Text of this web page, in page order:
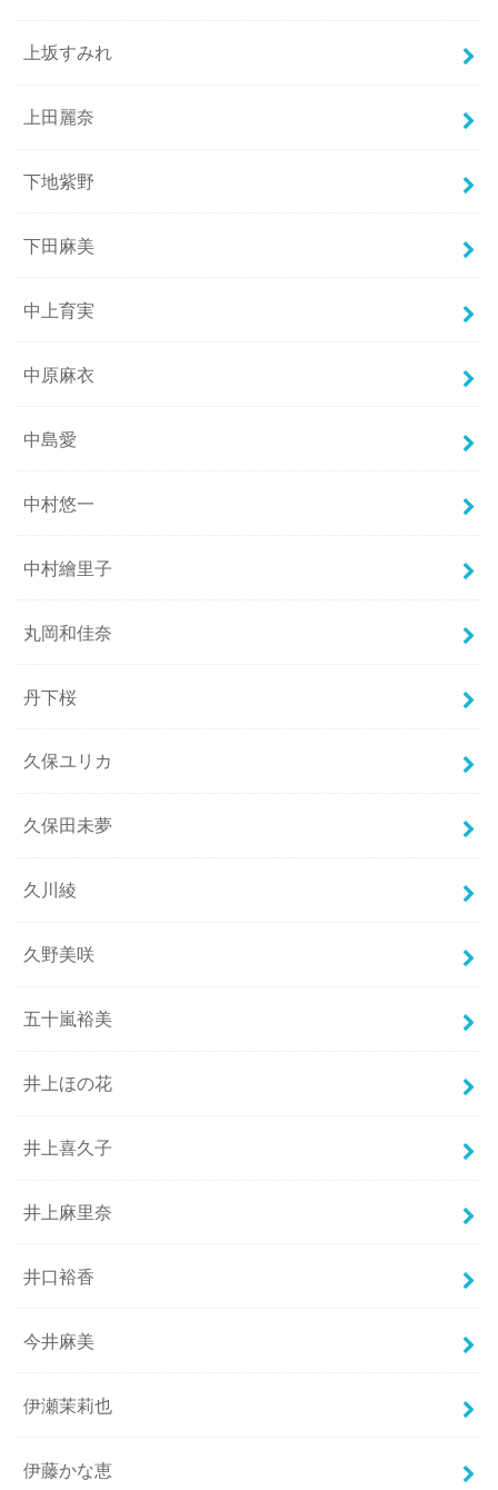
上坂すみれ
上田麗奈
下地紫野
下田麻美
中上育実
中原麻衣
中島愛
中村悠一
中村繪里子
丸岡和佳奈
丹下桜
久保ユリカ
久保田未夢
久川綾
久野美咲
五十嵐裕美
井上ほの花
井上喜久子
井上麻里奈
井口裕香
今井麻美
伊瀬茉莉也
伊藤かな恵